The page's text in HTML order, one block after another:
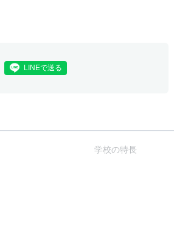
LINEで送る
学校の特長